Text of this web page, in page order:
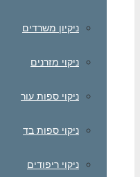
ניקיון משרדים
ניקוי מזרנים
ניקוי ספות עור
ניקוי ספות בד
ניקוי ריפודים